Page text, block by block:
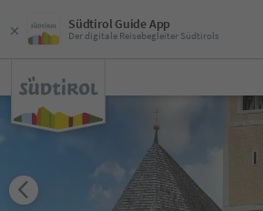
Südtirol Guide App
Der digitale Reisebegleiter Südtirols